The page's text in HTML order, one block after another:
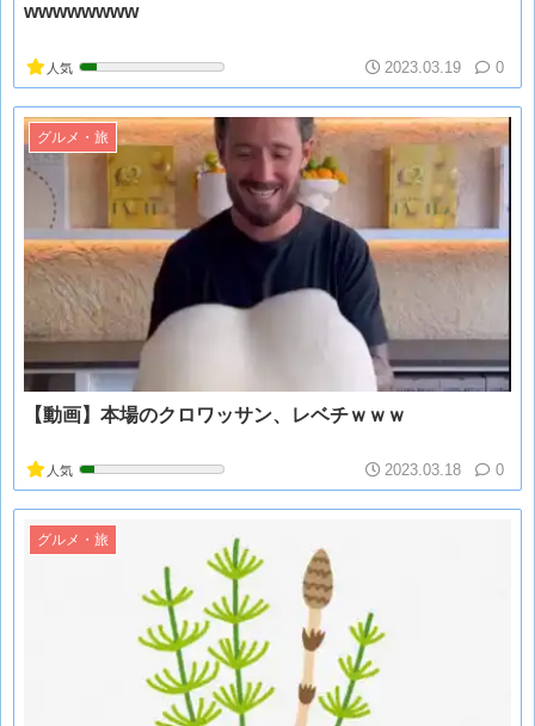
wwwwwwww
人気 2023.03.19 0
グルメ・旅
【動画】本場のクロワッサン、レベチｗｗｗ
人気 2023.03.18 0
グルメ・旅